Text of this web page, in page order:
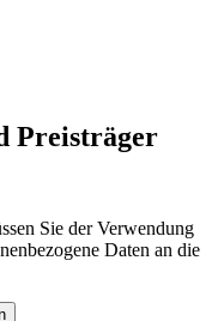
Preisträger
Sie der Verwendung
Daten an die